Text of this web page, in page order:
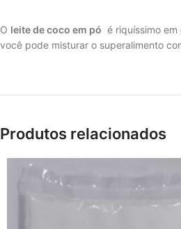
O leite de coco em pó é riquíssimo
você pode misturar o superalimento
Produtos relacionados